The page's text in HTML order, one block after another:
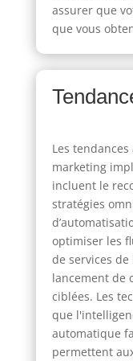
assurer que
que vous
Les
marketing
incluent le
stratégies
optimiser les
de services
lancement de
ciblées. Les
que
automatique
permettent